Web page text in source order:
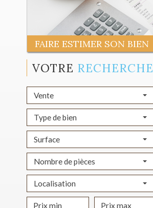
FAIRE ESTIMER SON BIEN
VOTRE RECHERCHE
Vente
Type de bien
Surface
Nombre de pièces
Localisation